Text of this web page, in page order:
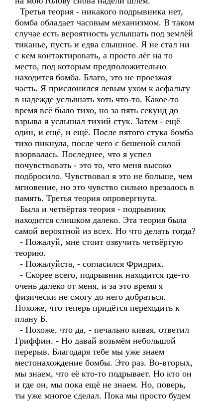
Третья теория - никакого подрывника нет,
бомба обладает часовым механизмом. В таком
случае есть вероятность услышать под землёй
тиканье, пусть и едва слышное. Я не стал ни
с кем контактировать, а просто лёг на то
место, под которым предположительно
находится бомба. Благо, это не проезжая
часть. Я прислонился левым ухом к асфальту
в надежде услышать хоть что-то. Какое-то
время всё было тихо, но за пять секунд до
взрыва я услышал тихий стук. Затем - ещё
один, и ещё, и ещё. После пятого стука бомба
тихо пикнула, после чего с бешеной силой
взорвалась. Последнее, что я успел
почувствовать - это то, что меня высоко
подбросило. Чувствовал я это не больше, чем
мгновение, но это чувство сильно врезалось в
память. Третья теория опровергнута.
Была и четвёртая теория - подрывник
находится слишком далеко. Эта теория была
самой вероятной из всех. Но что делать тогда?
- Пожалуй, мне стоит озвучить четвёртую
теорию.
- Пожалуйста, - согласился Фридрих.
- Скорее всего, подрывник находится где-то
очень далеко от меня, и за это время я
физически не смогу до него добраться.
Похоже, что теперь придётся переходить к
плану Б.
- Похоже, что да, - печально кивая, ответил
Гриффин. - Но давай возьмём небольшой
перерыв. Благодаря тебе мы уже знаем
местонахождение бомбы. Это раз. Во-вторых,
мы знаем, что её кто-то подрывает. Но кто он
и где он, мы пока ещё не знаем. Но, поверь,
ты уже многое сделал. Пока мы просто будем